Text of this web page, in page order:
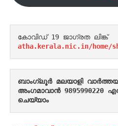
കോവിഡ് 19 ജാഗ്രത
atha.kerala.nic.in/home/
ബാംഗ്ലൂർ മലയാളി
അംഗമാവാൻ 9895990220
ചെയ്യാം